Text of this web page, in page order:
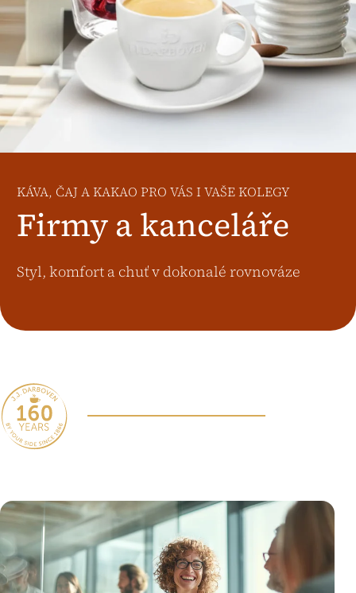
KÁVA, ČAJ A KAKAO PRO VÁS I VAŠE KOLEGY
Firmy a kanceláře
Styl, komfort a chuť v dokonalé rovnováze
Nederland
NL
Slovensko
SK
Další trhy
Österreich
J.HORNIG
United Kingdom